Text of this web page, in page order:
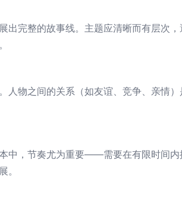
完整的故事线。主题应清晰而有层次，
人物之间的关系（如友谊、竞争、亲情
中，节奏尤为重要——需要在有限时间
。